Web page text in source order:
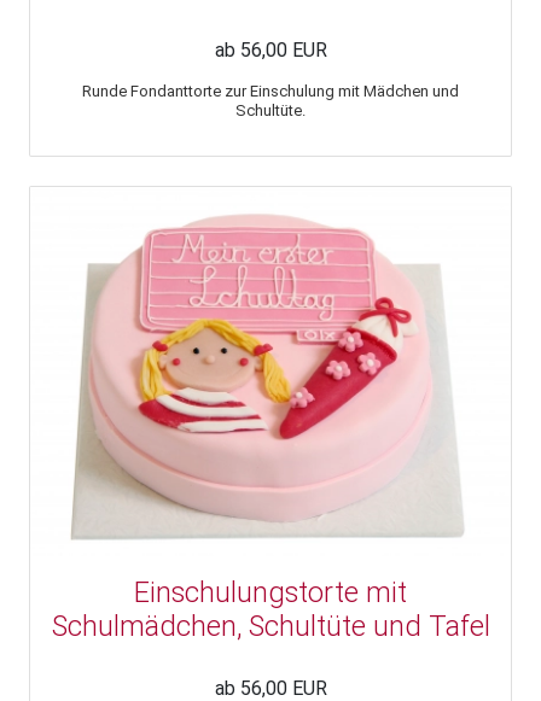
ab 56,00 EUR
Runde Fondanttorte zur Einschulung mit Mädchen und
Schultüte.
Einschulungstorte mit
Schulmädchen, Schultüte und Tafel
ab 56,00 EUR